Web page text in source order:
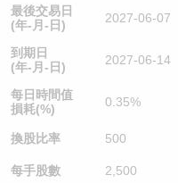
最後交易日
(年-月-日)
2027-06-07
到期日
(年-月-日)
2027-06-14
每日時間值
損耗(%)
0.35%
換股比率 500
每手股數 2,500